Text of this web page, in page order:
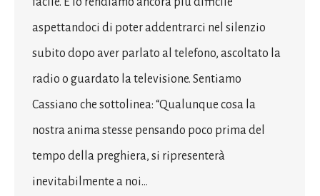
aspettandoci di poter addentrarci nel silenzio
subito dopo aver parlato al telefono, ascoltato la
radio o guardato la televisione. Sentiamo
Cassiano che sottolinea: “Qualunque cosa la
nostra anima stesse pensando poco prima del
tempo della preghiera, si ripresenterà
inevitabilmente a noi…